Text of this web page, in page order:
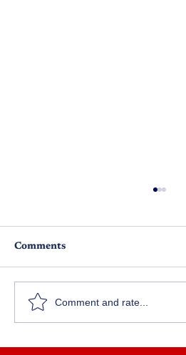
చేజార నీ కే జీవితం - ఎపిసోడ్ 6
Comments
Comment and rate...